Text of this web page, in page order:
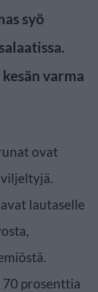
syö
varma
ovat
lautaselle
70 prosenttia